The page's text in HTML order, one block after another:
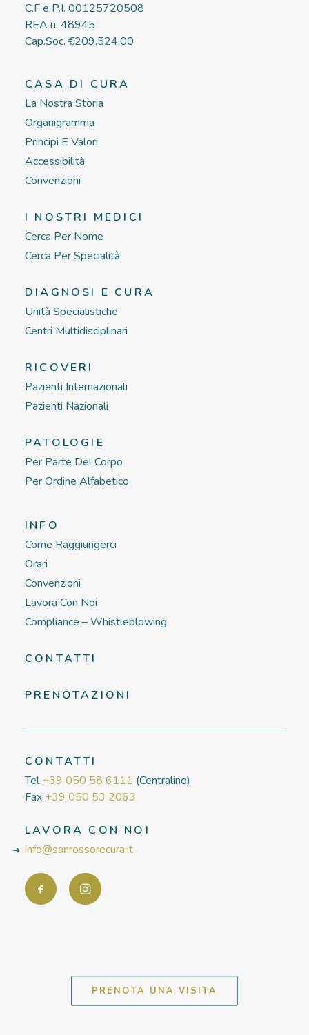
C.F e P.I. 00125720508
REA n. 48945
Cap.Soc. €209.524,00
CASA DI CURA
La Nostra Storia
Organigramma
Principi E Valori
Accessibilità
Convenzioni
I NOSTRI MEDICI
Cerca Per Nome
Cerca Per Specialità
DIAGNOSI E CURA
Unità Specialistiche
Centri Multidisciplinari
RICOVERI
Pazienti Internazionali
Pazienti Nazionali
PATOLOGIE
Per Parte Del Corpo
Per Ordine Alfabetico
INFO
Come Raggiungerci
Orari
Convenzioni
Lavora Con Noi
Compliance – Whistleblowing
CONTATTI
PRENOTAZIONI
CONTATTI
Tel+39 050 58 6111 (Centralino)
Fax +39 050 53 2063
LAVORA CON NOI
info@sanrossorecura.it
PRENOTA UNA VISITA